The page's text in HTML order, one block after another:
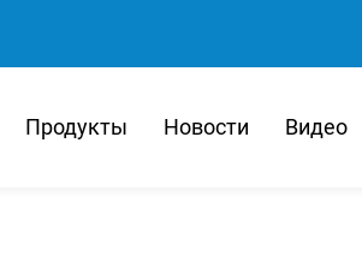
Продукты Новости Видео